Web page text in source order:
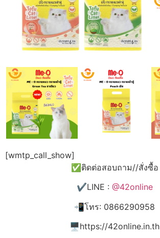
[wmtp_call_show]
✅ติดต่อสอบถาม//สั่งซื้อ
✔️LINE : @42online
📲โทร: 0866290958
🖥️https://42online.in.th